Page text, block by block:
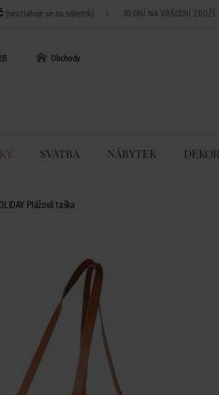
(nevztahuje se na nábytek) | 30 DNÍ NA VRÁCENÍ ZBOŽÍ
Obchody
SVATBA NÁBYTEK
Plážová taška